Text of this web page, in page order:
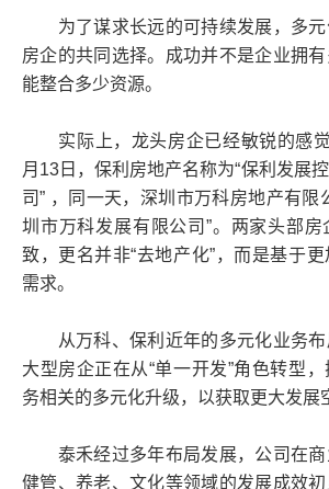
为了谋求长远的可持续发展，多元
房企的共同选择。成功并不是企业拥
能整合多少资源。
实际上，龙头房企已经敏锐的感觉
月13日，保利房地产名称为“保利发展
司” ，同一天，深圳市万科房地产有限
圳市万科发展有限公司”。两家头部
致，更名并非“去地产化”，而是基于
需求。
从万科、保利近年的多元化业务布
大型房企正在从“单一开发”角色转型
务相关的多元化升级，以获取更大发展
泰禾经过多年布局发展，公司在商
健管、养老、文化等领域的发展成效